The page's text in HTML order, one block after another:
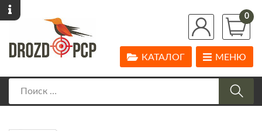
0
МЕНЮ
КАТАЛОГ